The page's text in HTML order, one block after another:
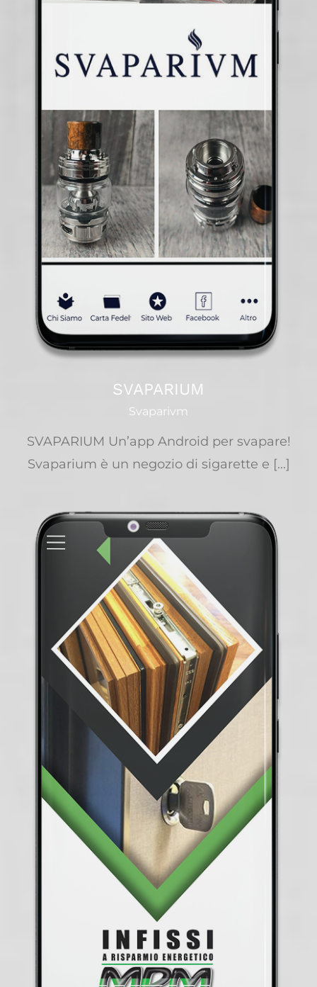
SVAPARIUM
SVAPARIUM
Svaparivm
SVAPARIUM Un’app Android per svapare!
Svaparium è un negozio di sigarette e [...]